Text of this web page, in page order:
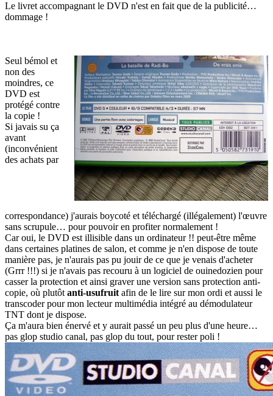
Le livret accompagnant le DVD n'est en fait que de la publicité…
dommage !
Seul bémol et
non des
moindres, ce
DVD est
protégé contre
la copie !
Si javais su ça
avant
(inconvénient
des achats par
correspondance) j'aurais boycoté et téléchargé (illégalement) l'œuvre
sans scrupule… pour pouvoir en profiter normalement !
Car oui, le DVD est illisible dans un ordinateur !! peut-être même
dans certaines platines de salon, et comme je n'en dispose de toute
manière pas, je n'aurais pas pu jouir de ce que je venais d'acheter
(Grrr !!!) si je n'avais pas recouru à un logiciel de ouinedozien pour
casser la protection et ainsi graver une version sans protection anti-
copie, où plutôt anti-usufruit afin de le lire sur mon ordi et aussi le
transcoder pour mon lecteur multimédia intégré au démodulateur
TNT dont je dispose.
Ça m'aura bien énervé et y aurait passé un peu plus d'une heure…
pas glop studio canal, pas glop du tout, pour rester poli !